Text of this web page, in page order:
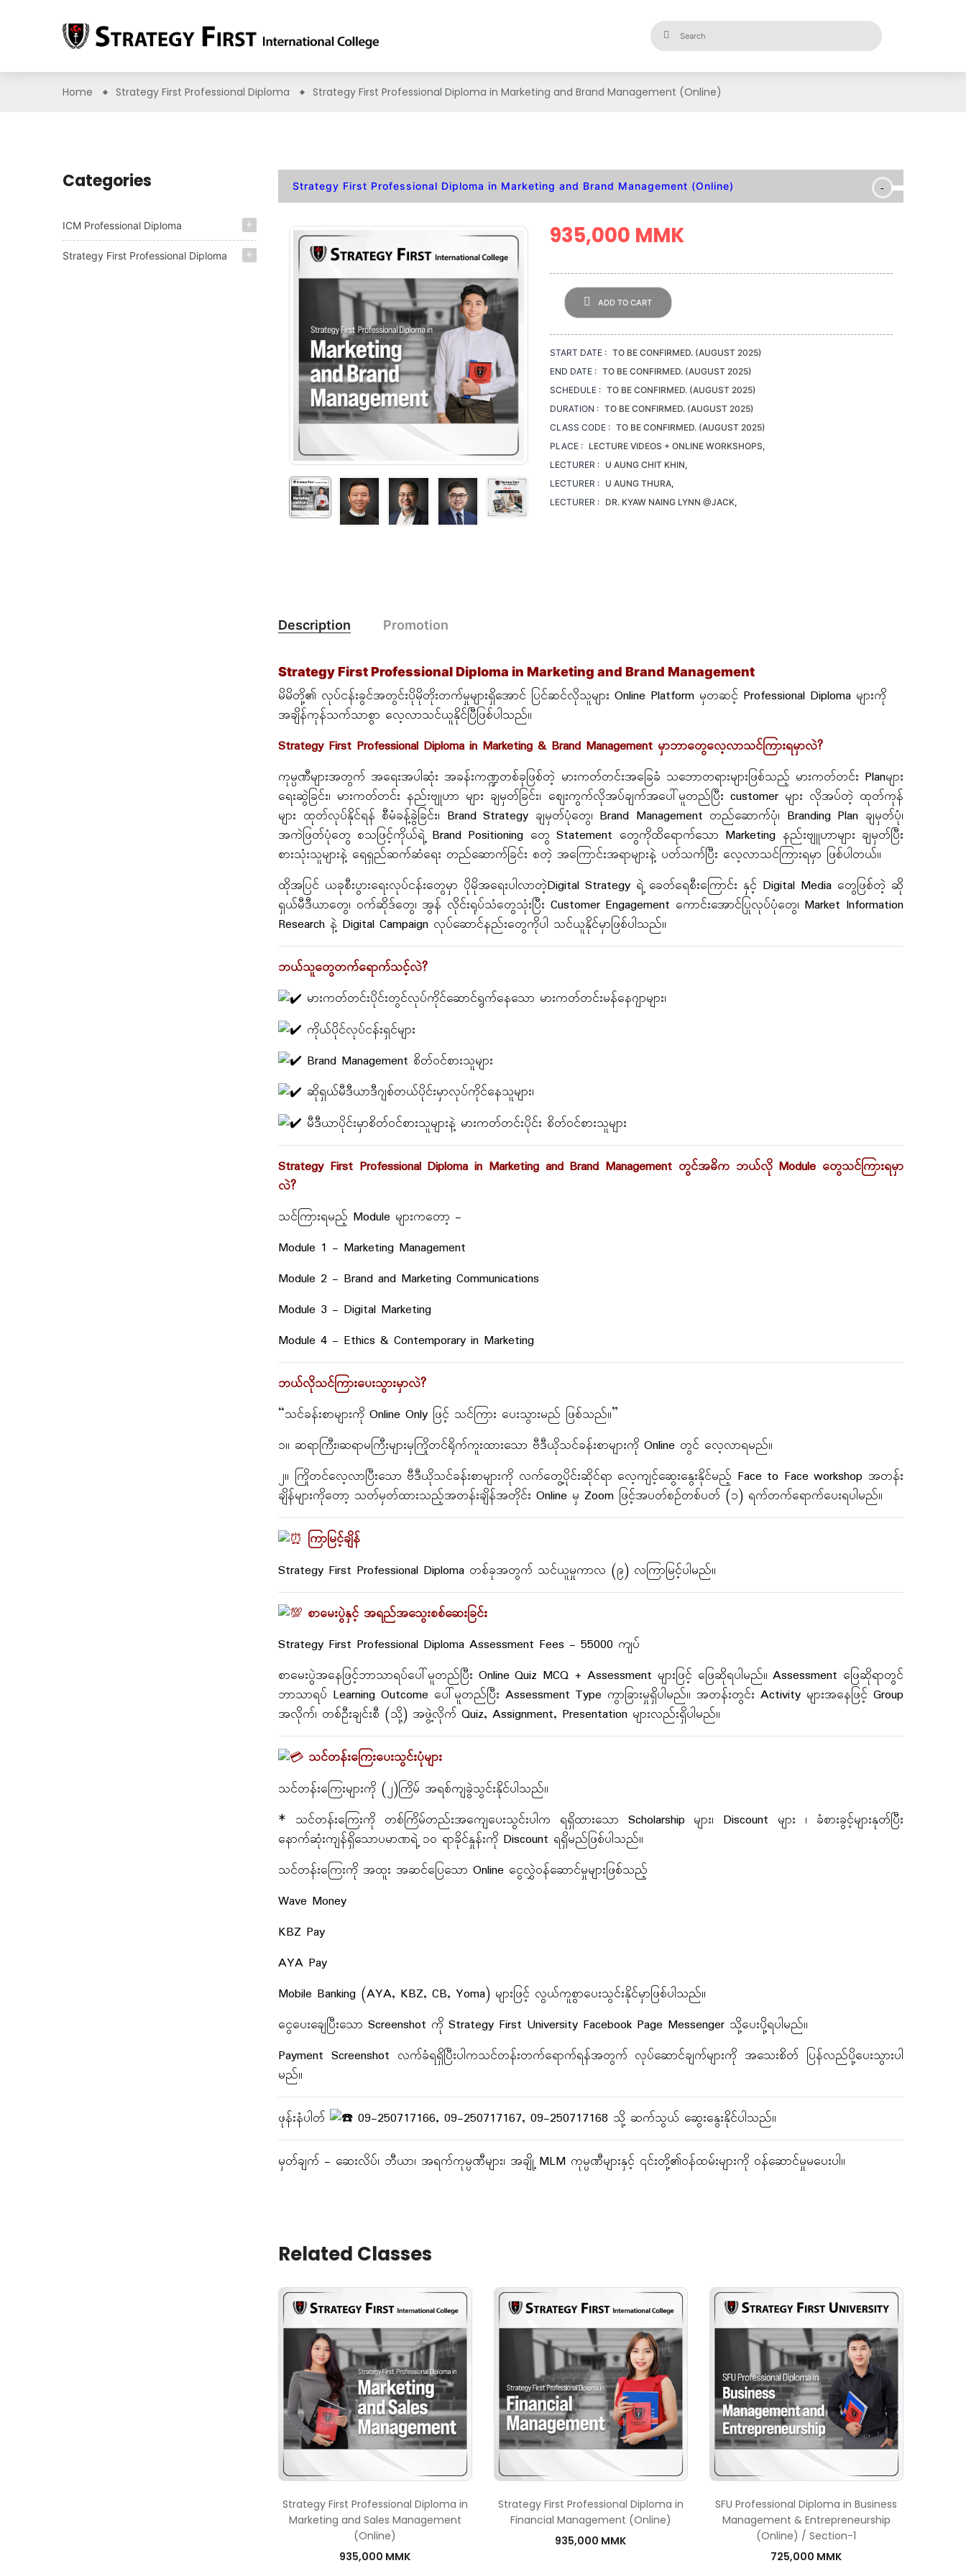
Home Strategy First Professional Diploma Strategy First Professional Diploma in Marketing and Brand Management (Online)
Categories
ICM Professional Diploma
Strategy First Professional Diploma
Strategy First Professional Diploma in Marketing and Brand Management (Online)
935,000 MMK
ADD TO CART
START DATE : TO BE CONFIRMED. (AUGUST 2025)
END DATE : TO BE CONFIRMED. (AUGUST 2025)
SCHEDULE : TO BE CONFIRMED. (AUGUST 2025)
DURATION : TO BE CONFIRMED. (AUGUST 2025)
CLASS CODE : TO BE CONFIRMED. (AUGUST 2025)
PLACE : LECTURE VIDEOS + ONLINE WORKSHOPS,
LECTURER : U AUNG CHIT KHIN,
LECTURER : U AUNG THURA,
LECTURER : DR. KYAW NAING LYNN @JACK,
Description Promotion
Strategy First Professional Diploma in Marketing and Brand Management
မိမိတို့၏ လုပ်ငန်းခွင်အတွင်းပိုမိုတိုးတက်မှုများရှိအောင် ပြင်ဆင်လိုသူများ Online Platform မှတဆင့် Professional Diploma များကို
အချိန်ကုန်သက်သာစွာ လေ့လာသင်ယူနိုင်ပြီဖြစ်ပါသည်။
Strategy First Professional Diploma in Marketing & Brand Management မှာဘာတွေလေ့လာသင်ကြားရမှာလဲ?
ကုမ္ပဏီများအတွက် အရေးအပါဆုံး အခန်းကဏ္ဍတစ်ခုဖြစ်တဲ့ မားကတ်တင်းအခြေခံ သဘောတရားများဖြစ်သည့် မားကတ်တင်း Planများ
ရေးဆွဲခြင်း၊ မားကတ်တင်း နည်းဗျုဟာ များ ချမှတ်ခြင်း၊ ဈေးကွက်လိုအပ်ချက်အပေါ်မူတည်ပြီး customer များ လိုအပ်တဲ့ ထုတ်ကုန်
များ ထုတ်လုပ်နိုင်ရန် စီမံခန့်ခွဲခြင်း၊ Brand Strategy ချမှတ်ပုံတွေ၊ Brand Management တည်ဆောက်ပုံ၊ Branding Plan ချမှတ်ပုံ၊
အကဲဖြတ်ပုံတွေ စသဖြင့်ကိုယ်ရဲ့ Brand Positioning တွေ Statement တွေကိုထိရောက်သော Marketing နည်းဗျူဟာများ ချမှတ်ပြီး
စားသုံးသူများနဲ့ ရေရှည်ဆက်ဆံရေး တည်ဆောက်ခြင်း စတဲ့ အကြောင်းအရာများနဲ့ ပတ်သက်ပြီး လေ့လာသင်ကြားရမှာ ဖြစ်ပါတယ်။
ထိုအပြင် ယခုစီးပွားရေးလုပ်ငန်းတွေမှာ ပိုမိုအရေးပါလာတဲ့Digital Strategy ရဲ့ ခေတ်ရေစီးကြောင်း နှင့် Digital Media တွေဖြစ်တဲ့ ဆို
ရှယ်မီဒီယာတွေ၊ ဝက်ဆိုဒ်တွေ၊ အွန် လိုင်းရုပ်သံတွေသုံးပြီး Customer Engagement ကောင်းအောင်ပြုလုပ်ပုံတွေ၊ Market Information
Research နဲ့ Digital Campaign လုပ်ဆောင်နည်းတွေကိုပါ သင်ယူနိုင်မှာဖြစ်ပါသည်။
ဘယ်သူတွေတက်ရောက်သင့်လဲ?
မားကတ်တင်းပိုင်းတွင်လုပ်ကိုင်ဆောင်ရွက်နေသော မားကတ်တင်းမန်နေဂျာများ၊
ကိုယ်ပိုင်လုပ်ငန်းရှင်များ
Brand Management စိတ်ဝင်စားသူများ
ဆိုရှယ်မီဒီယာဒီဂျစ်တယ်ပိုင်းမှာလုပ်ကိုင်နေသူများ၊
မီဒီယာပိုင်းမှာစိတ်ဝင်စားသူများနဲ့ မားကတ်တင်းပိုင်း စိတ်ဝင်စားသူများ
Strategy First Professional Diploma in Marketing and Brand Management တွင်အဓိက ဘယ်လို Module တွေသင်ကြားရမှာ
လဲ?
သင်ကြားရမည့် Module များကတော့ -
Module 1 - Marketing Management
Module 2 - Brand and Marketing Communications
Module 3 - Digital Marketing
Module 4 - Ethics & Contemporary in Marketing
ဘယ်လိုသင်ကြားပေးသွားမှာလဲ?
“သင်ခန်းစာများကို Online Only ဖြင့် သင်ကြား ပေးသွားမည် ဖြစ်သည်။”
၁။ ဆရာကြီး၊ဆရာမကြီးများမှကြိုတင်ရိုက်ကူးထားသော ဗီဒီယိုသင်ခန်းစာများကို Online တွင် လေ့လာရမည်။
၂။ ကြိုတင်လေ့လာပြီးသော ဗီဒီယိုသင်ခန်းစာများကို လက်တွေ့ပိုင်းဆိုင်ရာ လေ့ကျင့်ဆွေးနွေးနိုင်မည့် Face to Face workshop အတန်း
ချိန်များကိုတော့ သတ်မှတ်ထားသည့်အတန်းချိန်အတိုင်း Online မှ Zoom ဖြင့်အပတ်စဉ်တစ်ပတ် (၁) ရက်တက်ရောက်ပေးရပါမည်။
ကြာမြင့်ချိန်
Strategy First Professional Diploma တစ်ခုအတွက် သင်ယူမှုကာလ (၉) လကြာမြင့်ပါမည်။
စာမေးပွဲနှင့် အရည်အသွေးစစ်ဆေးခြင်း
Strategy First Professional Diploma Assessment Fees - 55000 ကျပ်
စာမေးပွဲအနေဖြင့်ဘာသာရပ်ပေါ်မူတည်ပြီး Online Quiz MCQ + Assessment များဖြင့် ဖြေဆိုရပါမည်။ Assessment ဖြေဆိုရာတွင်
ဘာသာရပ် Learning Outcome ပေါ်မူတည်ပြီး Assessment Type ကွာခြားမှုရှိပါမည်။ အတန်းတွင်း Activity များအနေဖြင့် Group
အလိုက်၊ တစ်ဦးချင်းစီ (သို့) အဖွဲ့လိုက် Quiz, Assignment, Presentation များလည်းရှိပါမည်။
သင်တန်းကြေးပေးသွင်းပုံများ
သင်တန်းကြေးများကို (၂)ကြိမ် အရစ်ကျခွဲသွင်းနိုင်ပါသည်။
* သင်တန်းကြေးကို တစ်ကြိမ်တည်းအကျေပေးသွင်းပါက ရရှိထားသော Scholarship များ၊ Discount များ ၊ ခံစားခွင့်များနုတ်ပြီး
နောက်ဆုံးကျန်ရှိသောပမာဏရဲ့ ၁၀ ရာခိုင်နှုန်းကို Discount ရရှိမည်ဖြစ်ပါသည်။
သင်တန်းကြေးကို အထူး အဆင်ပြေသော Online ငွေလွှဲဝန်ဆောင်မှုများဖြစ်သည့်
Wave Money
KBZ Pay
AYA Pay
Mobile Banking (AYA, KBZ, CB, Yoma) များဖြင့် လွယ်ကူစွာပေးသွင်းနိုင်မှာဖြစ်ပါသည်။
ငွေပေးချေပြီးသော Screenshot ကို Strategy First University Facebook Page Messenger သို့ပေးပို့ရပါမည်။
Payment Screenshot လက်ခံရရှိပြီးပါကသင်တန်းတက်ရောက်ရန်အတွက် လုပ်ဆောင်ချက်များကို အသေးစိတ် ပြန်လည်ပို့ပေးသွားပါ
မည်။
ဖုန်းနံပါတ် 09-250717166, ‎09-250717167, ‎09-250717168 သို့ ဆက်သွယ် ဆွေးနွေးနိုင်ပါသည်။
မှတ်ချက် - ဆေးလိပ်၊ ဘီယာ၊ အရက်ကုမ္ပဏီများ၊ အချို့ MLM ကုမ္ပဏီများနှင့် ၎င်းတို့၏ဝန်ထမ်းများကို ဝန်ဆောင်မှုမပေးပါ။
Related Classes
Strategy First Professional Diploma in
Marketing and Sales Management
(Online)
935,000 MMK
Strategy First Professional Diploma in
Financial Management (Online)
935,000 MMK
SFU Professional Diploma in Business
Management & Entrepreneurship
(Online) / Section-1
725,000 MMK